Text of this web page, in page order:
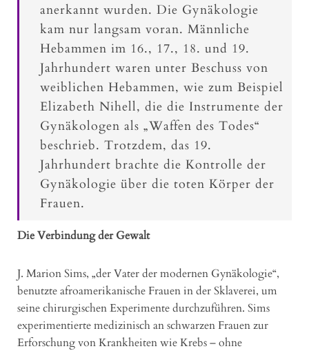
anerkannt wurden. Die Gynäkologie
kam nur langsam voran. Männliche
Hebammen im 16., 17., 18. und 19.
Jahrhundert waren unter Beschuss von
weiblichen Hebammen, wie zum Beispiel
Elizabeth Nihell, die die Instrumente der
Gynäkologen als „Waffen des Todes“
beschrieb. Trotzdem, das 19.
Jahrhundert brachte die Kontrolle der
Gynäkologie über die toten Körper der
Frauen.
Die Verbindung der Gewalt
J. Marion Sims, „der Vater der modernen Gynäkologie“,
benutzte afroamerikanische Frauen in der Sklaverei, um
seine chirurgischen Experimente durchzuführen. Sims
experimentierte medizinisch an schwarzen Frauen zur
Erforschung von Krankheiten wie Krebs – ohne